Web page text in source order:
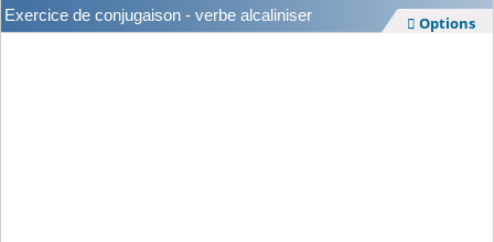
Exercice de conjugaison - verbe alcaliniser  Options